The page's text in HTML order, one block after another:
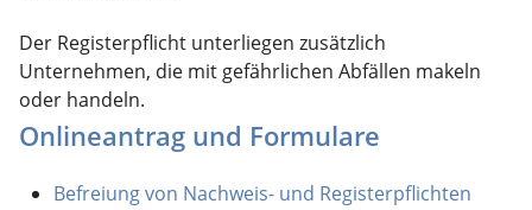
Der Registerpflicht unterliegen zusätzlich
Unternehmen, die mit gefährlichen Abfällen makeln
oder handeln.
Onlineantrag und Formulare
Befreiung von Nachweis- und Registerpflichten